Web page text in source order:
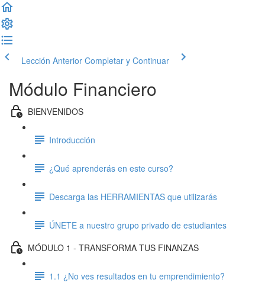
Lección Anterior Completar y Continuar
Módulo Financiero
BIENVENIDOS
Introducción
¿Qué aprenderás en este curso?
Descarga las HERRAMIENTAS que utilizarás
ÚNETE a nuestro grupo privado de estudiantes
MÓDULO 1 - TRANSFORMA TUS FINANZAS
1.1 ¿No ves resultados en tu emprendimiento?